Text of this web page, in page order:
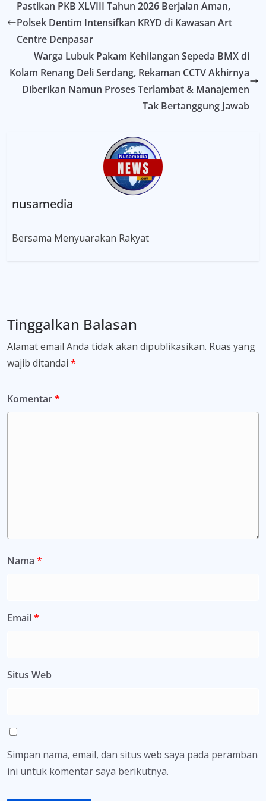
Pastikan PKB XLVIII Tahun 2026 Berjalan Aman,
Polsek Dentim Intensifkan KRYD di Kawasan Art
Centre Denpasar
Warga Lubuk Pakam Kehilangan Sepeda BMX di
Kolam Renang Deli Serdang, Rekaman CCTV Akhirnya
Diberikan Namun Proses Terlambat & Manajemen
Tak Bertanggung Jawab
nusamedia
Bersama Menyuarakan Rakyat
Tinggalkan Balasan
Alamat email Anda tidak akan dipublikasikan. Ruas yang
wajib ditandai *
Komentar*
Nama *
Email*
Situs Web
Simpan nama, email, dan situs web saya pada peramban
ini untuk komentar saya berikutnya.